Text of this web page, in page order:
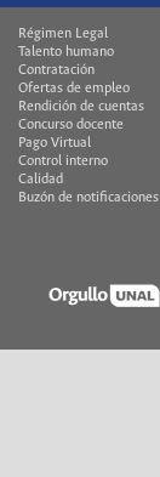
Régimen Legal
Talento humano
Contratación
Ofertas de empleo
Rendición de cuentas
Concurso docente
Pago Virtual
Control interno
Calidad
Buzón de notificaciones